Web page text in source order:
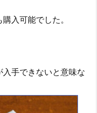
入可能でした。
手できないと意味な